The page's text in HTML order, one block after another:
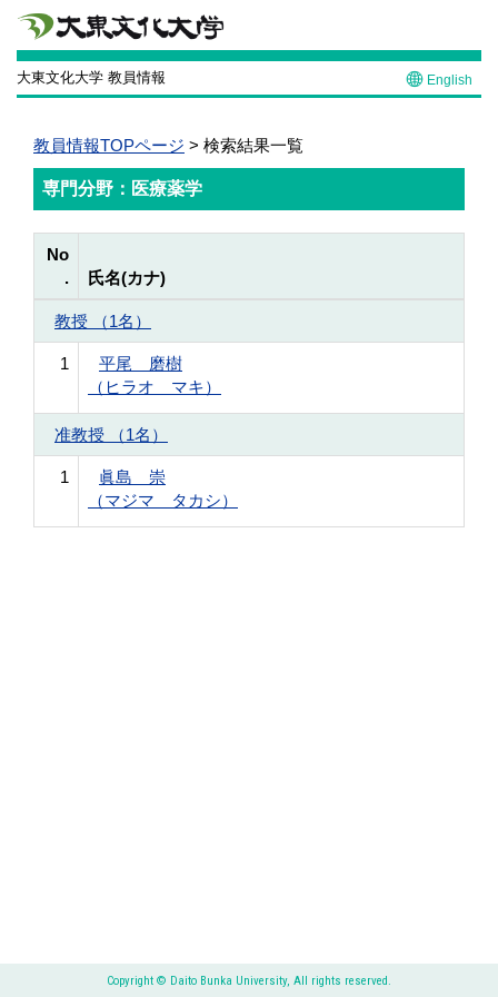
大東文化大学 教員情報 English
教員情報TOPページ > 検索結果一覧
専門分野：医療薬学
No
.
氏名(カナ)
教授 （1名）
1
平尾 磨樹
（ヒラオ マキ）
准教授 （1名）
1
眞島 崇
（マジマ タカシ）
Copyright © Daito Bunka University, All rights reserved.